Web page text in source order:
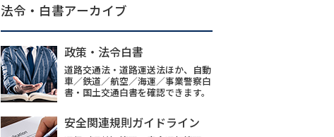
法令・白書アーカイブ
政策・法令白書
道路交通法・道路運送法ほか、自動
車／鉄道／航空／海運／事業警察白
書・国土交通白書を確認できます。
安全関連規則ガイドライン